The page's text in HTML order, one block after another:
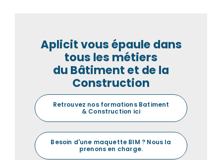
Aplicit vous épaule dans
tous les métiers
du Bâtiment et de la
Construction
Retrouvez nos formations Batiment
& Construction ici
Besoin d'une maquette BIM ? Nous la
prenons en charge.